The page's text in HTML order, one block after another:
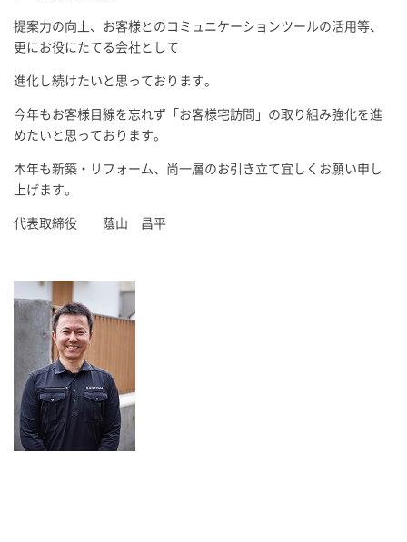
提案力の向上、お客様とのコミュニケーションツールの活用等、
更にお役にたてる会社として
進化し続けたいと思っております。
今年もお客様目線を忘れず「お客様宅訪問」の取り組み強化を進
めたいと思っております。
本年も新築・リフォーム、尚一層のお引き立て宜しくお願い申し
上げます。
代表取締役 蔭山 昌平